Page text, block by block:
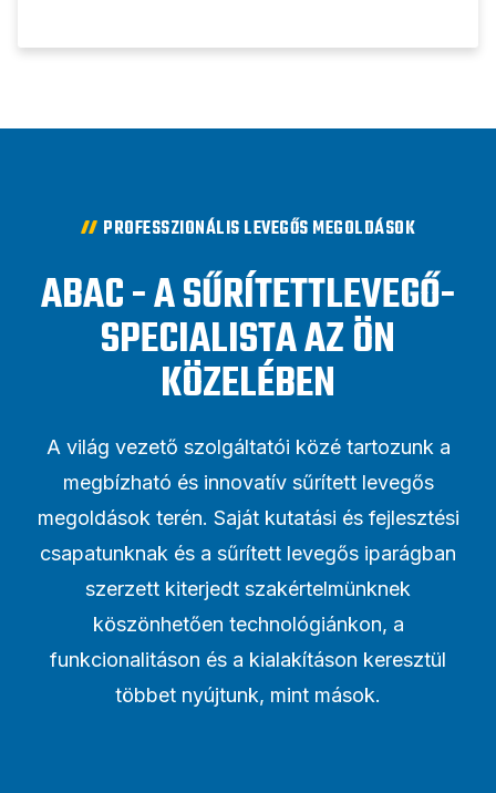
PROFESSZIONÁLIS LEVEGŐS MEGOLDÁSOK
ABAC - A SŰRÍTETTLEVEGŐ-
SPECIALISTA AZ ÖN
KÖZELÉBEN
A világ vezető szolgáltatói közé tartozunk a
megbízható és innovatív sűrített levegős
megoldások terén. Saját kutatási és fejlesztési
csapatunknak és a sűrített levegős iparágban
szerzett kiterjedt szakértelmünknek
köszönhetően technológiánkon, a
funkcionalitáson és a kialakításon keresztül
többet nyújtunk, mint mások.